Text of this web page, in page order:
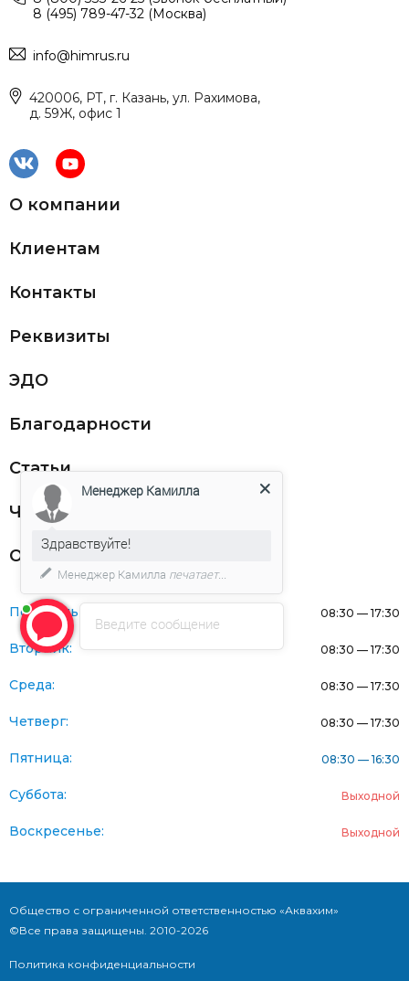
8 (495) 789-47-32 (Москва)
info@himrus.ru
420006, РТ, г. Казань, ул. Рахимова,
д. 59Ж, офис 1
О компании
Клиентам
Контакты
Реквизиты
ЭДО
Благодарности
Статьи
Частникам
Оферта
Понедельник: 08:30 — 17:30
Вторник: 08:30 — 17:30
Среда: 08:30 — 17:30
Четверг: 08:30 — 17:30
Пятница: 08:30 — 16:30
Суббота: Выходной
Воскресенье: Выходной
Общество с ограниченной ответственностью «Аквахим»
©Все права защищены. 2010-2026
Политика конфиденциальности
Введите сообщение
Менеджер Камилла
Здравствуйте!
Менеджер Камилла печатает...